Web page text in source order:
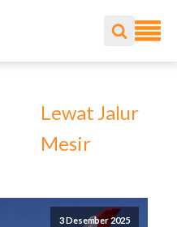
Lewat Jalur
Mesir
3 Desember 2025